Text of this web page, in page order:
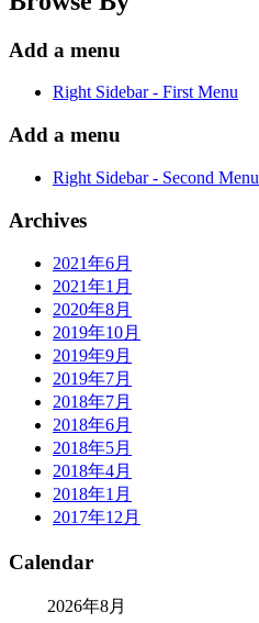
Add a menu
Right Sidebar - First Menu
Add a menu
Right Sidebar - Second Menu
Archives
2021年6月
2021年1月
2020年8月
2019年10月
2019年9月
2019年7月
2018年7月
2018年6月
2018年5月
2018年4月
2018年1月
2017年12月
Calendar
2026年8月